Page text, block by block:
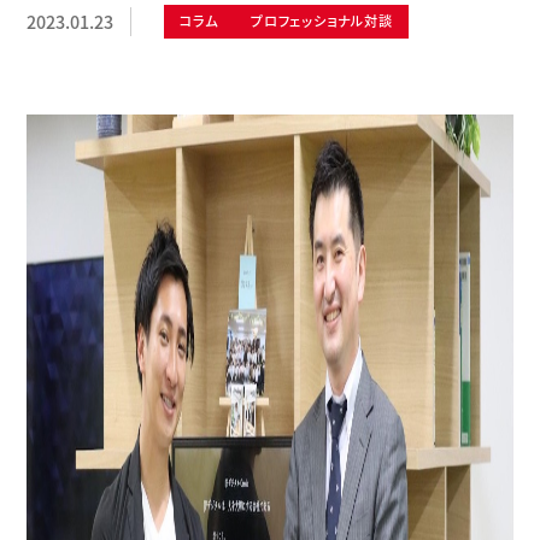
2023.01.23 コラム プロフェッショナル対談